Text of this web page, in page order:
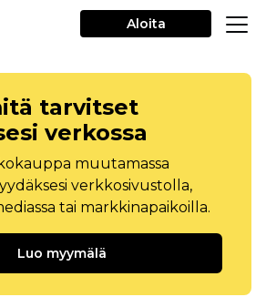
Aloita
tarvitset
verkossa
muutamassa
verkkosivustolla,
tai markkinapaikoilla.
Luo myymälä